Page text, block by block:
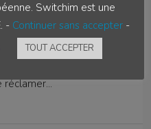
Entrent Dans Le
Switchim est une
- Continuer sans accepter -
TOUT ACCEPTER